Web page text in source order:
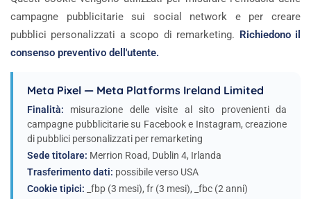
campagne pubblicitarie sui social network e per creare
pubblici personalizzati a scopo di remarketing. Richiedono il
consenso preventivo dell'utente.
Meta Pixel — Meta Platforms Ireland Limited
Finalità: misurazione delle visite al sito provenienti da
campagne pubblicitarie su Facebook e Instagram, creazione
di pubblici personalizzati per remarketing
Sede titolare: Merrion Road, Dublin 4, Irlanda
Trasferimento dati: possibile verso USA
Cookie tipici: _fbp (3 mesi), fr (3 mesi), _fbc (2 anni)